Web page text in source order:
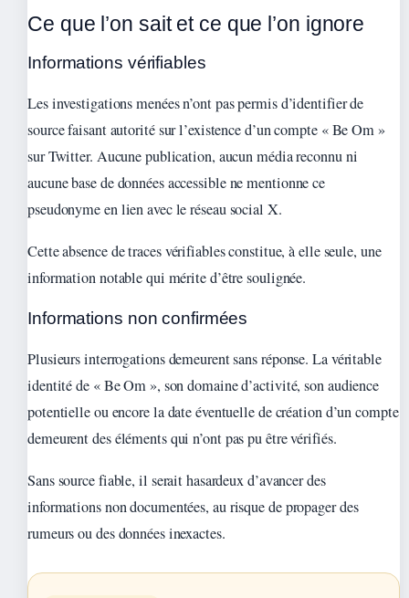
Ce que l’on sait et ce que l’on ignore
Informations vérifiables
Les investigations menées n’ont pas permis d’identifier de
source faisant autorité sur l’existence d’un compte « Be Om »
sur Twitter. Aucune publication, aucun média reconnu ni
aucune base de données accessible ne mentionne ce
pseudonyme en lien avec le réseau social X.
Cette absence de traces vérifiables constitue, à elle seule, une
information notable qui mérite d’être soulignée.
Informations non confirmées
Plusieurs interrogations demeurent sans réponse. La véritable
identité de « Be Om », son domaine d’activité, son audience
potentielle ou encore la date éventuelle de création d’un compte
demeurent des éléments qui n’ont pas pu être vérifiés.
Sans source fiable, il serait hasardeux d’avancer des
informations non documentées, au risque de propager des
rumeurs ou des données inexactes.